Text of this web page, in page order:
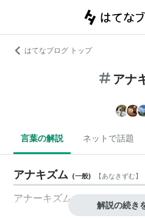
はてなブログ トップ
アナ
言葉の解説 ネットで話題
アナキズム (一般) 【あなきずむ】
アナーキズム
解説の続き